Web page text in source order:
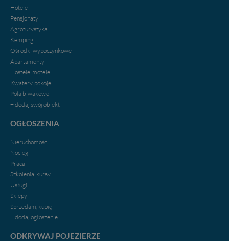
Hotele
Pensjonaty
Agroturystyka
Kempingi
Ośrodki wypoczynkowe
Apartamenty
Hostele, motele
Kwatery, pokoje
Pola biwakowe
+ dodaj swój obiekt
OGŁOSZENIA
Nieruchomości
Noclegi
Praca
Szkolenia, kursy
Usługi
Sklepy
Sprzedam, kupię
+ dodaj ogłoszenie
ODKRYWAJ POJEZIERZE
w przypadku rezerwacji usług typu: nocleg, czartery,
itp). Więcej informacji o zasadach i funkcjonalności
serwisu w
Administratorem Twoich danych jest firma: Media
Lokalne Karol Soberski, z siedzibą w Gnieźnie, na os.
Piastowskim 10B/10. Możesz z nami skontaktować się
za pośrednictwem tej
danych, zażądać ich poprawienia lub usunięcia,
zabronić ich przetwarzania. Pamiętaj jednak, że nie
praw w odniesieniu do informacji zawartych w plikach
cookies. Twoja przeglądarka umożliwia Ci skasowanie
zrobić za Ciebie.
Pojezierze Gnieźnieńskie - na weekend, wycieczkę,
wakacje...